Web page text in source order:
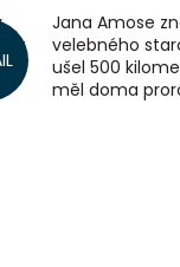
let
Jana Amose
velebného
ušel 500
měl doma